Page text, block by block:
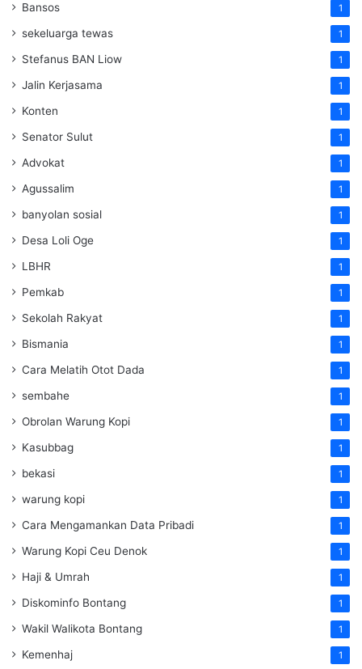
Bansos 1
sekeluarga tewas 1
Stefanus BAN Liow 1
Jalin Kerjasama 1
Konten 1
Senator Sulut 1
Advokat 1
Agussalim 1
banyolan sosial 1
Desa Loli Oge 1
LBHR 1
Pemkab 1
Sekolah Rakyat 1
Bismania 1
Cara Melatih Otot Dada 1
sembahe 1
Obrolan Warung Kopi 1
Kasubbag 1
bekasi 1
warung kopi 1
Cara Mengamankan Data Pribadi 1
Warung Kopi Ceu Denok 1
Haji & Umrah 1
Diskominfo Bontang 1
Wakil Walikota Bontang 1
Kemenhaj 1